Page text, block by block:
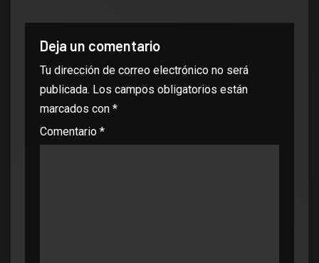
Deja un comentario
Tu dirección de correo electrónico no será
publicada. Los campos obligatorios están
marcados con *
Comentario *